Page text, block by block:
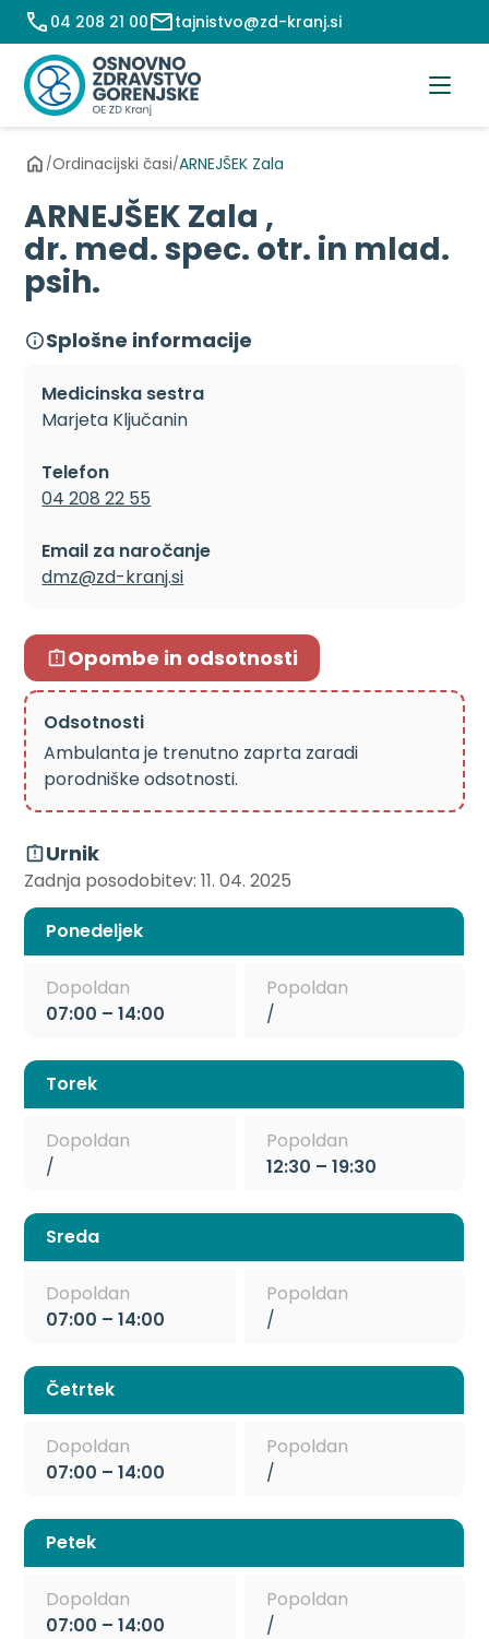
Preskoči
na
vsebino
04 208 21 00 tajnistvo@zd-kranj.si
/Ordinacijski časi/ARNEJŠEK Zala
ARNEJŠEK Zala ,
dr. med. spec. otr. in mlad.
psih.
Splošne informacije
Medicinska sestra
Marjeta Ključanin
Telefon
04 208 22 55
Email za naročanje
dmz@zd-kranj.si
Opombe in odsotnosti
Odsotnosti
Ambulanta je trenutno zaprta zaradi
porodniške odsotnosti.
Urnik
Zadnja posodobitev: 11. 04. 2025
Ponedeljek
Dopoldan
07:00 – 14:00
Popoldan
/
Torek
Dopoldan
/
Popoldan
12:30 – 19:30
Sreda
Dopoldan
07:00 – 14:00
Popoldan
/
Četrtek
Dopoldan
07:00 – 14:00
Popoldan
/
Petek
Dopoldan
07:00 – 14:00
Popoldan
/